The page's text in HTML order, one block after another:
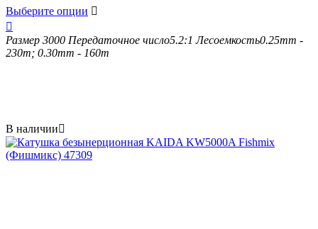
Выберите опции 

Размер 3000 Передаточное число5.2:1 Лесоемкость0.25mm -
230m; 0.30mm - 160m
В наличии